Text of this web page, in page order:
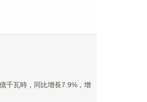
千瓦時，同比增長7.9%，增